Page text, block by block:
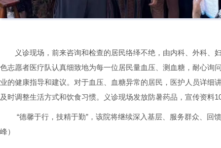
义诊现场，前来咨询和检查的居民络绎不绝，由内科、外科、
色志愿者医疗队认真细致地为每一位居民量血压、测血糖，耐心询
业的健康指导和建议。对于血压、血糖异常的居民，医护人员详细
及时调整生活方式和饮食习惯。义诊现场发放防暑药品，宣传资料
“德馨于行，技精于勤”，该院将继续深入基层、服务群众、回
峰）